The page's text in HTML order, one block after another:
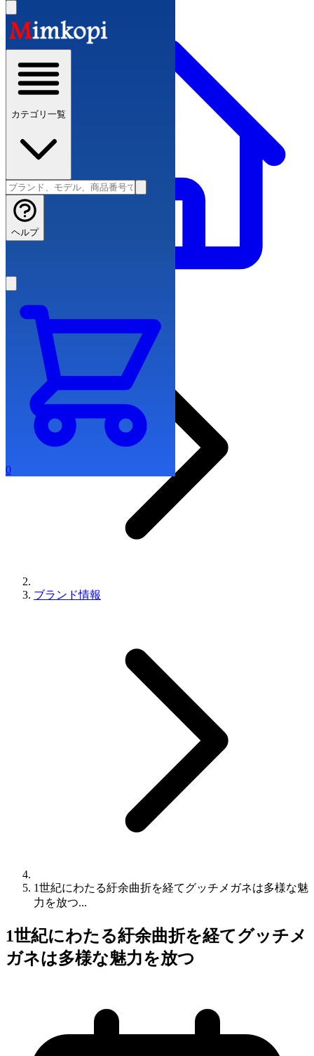
カテゴリ一覧
ヘルプ
0
ブランド情報
1世紀にわたる紆余曲折を経てグッチメガネは多様な魅
力を放つ...
1世紀にわたる紆余曲折を経てグッチメ
ガネは多様な魅力を放つ